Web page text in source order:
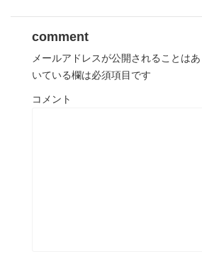
comment
メールアドレスが公開されることはあ
いている欄は必須項目です
コメント